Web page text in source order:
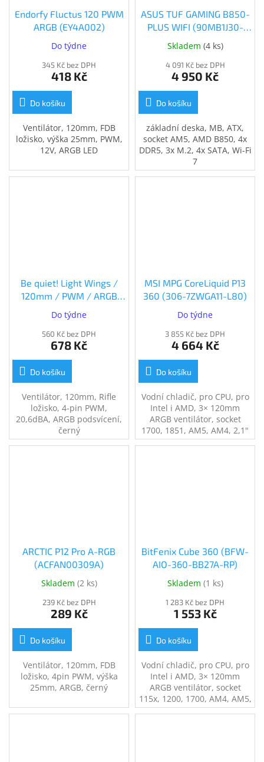
Endorfy Fluctus 120 PWM
ARGB (EY4A002)
Do týdne
345 Kč bez DPH
418 Kč
Do košíku
Ventilátor, 120mm, FDB
ložisko, výška 25mm, PWM,
12V, ARGB LED
ASUS TUF GAMING B850-
PLUS WIFI (90MB1J30-
M0EAY0)
Skladem (4 ks)
4 091 Kč bez DPH
4 950 Kč
Do košíku
základní deska, MB, ATX,
socket AM5, AMD B850, 4x
DDR5, 3x M.2, 4x SATA, Wi-Fi
7
Be quiet! Light Wings /
120mm / PWM / ARGB
Do týdne
560 Kč bez DPH
678 Kč
Do košíku
Ventilátor, 120mm, Rifle
ložisko, 4-pin PWM,
20,6dBA, ARGB podsvícení,
černý
MSI MPG CoreLiquid P13
360 (306-7ZWGA11-L80)
Do týdne
3 855 Kč bez DPH
4 664 Kč
Do košíku
Vodní chladič, pro CPU, pro
Intel i AMD, 3× 120mm
ARGB ventilátor, socket
1700, 1851, AM5, AM4, 2,1"
LCD displej, černý
ARCTIC P12 Pro A-RGB
(ACFAN00309A)
Skladem (2 ks)
239 Kč bez DPH
289 Kč
Do košíku
Ventilátor, 120mm, FDB
ložisko, 4pin PWM, výška
25mm, ARGB, černý
BitFenix Cube 360 (BFW-
AIO-360-BB27A-RP)
Skladem (1 ks)
1 283 Kč bez DPH
1 553 Kč
Do košíku
Vodní chladič, pro CPU, pro
Intel i AMD, 3× 120mm
ARGB ventilátor, socket
115x, 1200, 1700, AM4, AM5,
černý